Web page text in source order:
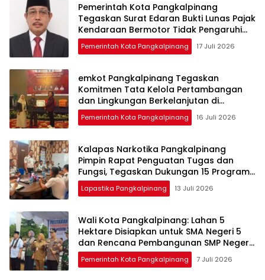
Pemerintah Kota Pangkalpinang
Tegaskan Surat Edaran Bukti Lunas Pajak
Kendaraan Bermotor Tidak Pengaruhi
Gaji Pegawai
Pemerintah Kota Pangkalpinang 17 Juli 2026
emkot Pangkalpinang Tegaskan
Komitmen Tata Kelola Pertambangan
dan Lingkungan Berkelanjutan di
Seminar Nasional UBB
Pemerintah Kota Pangkalpinang 16 Juli 2026
Kalapas Narkotika Pangkalpinang
Pimpin Rapat Penguatan Tugas dan
Fungsi, Tegaskan Dukungan 15 Program
Aksi Kementerian
Lapastika Pangkalpinang 13 Juli 2026
Wali Kota Pangkalpinang: Lahan 5
Hektare Disiapkan untuk SMA Negeri 5
dan Rencana Pembangunan SMP Negeri
12Pemerintah Kota Pangkalpinang 7 Juli 2026